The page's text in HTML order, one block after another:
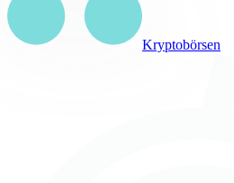
Kryptobörsen